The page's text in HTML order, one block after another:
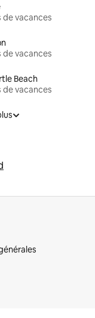
de vacances
de vacances
Beach
de vacances